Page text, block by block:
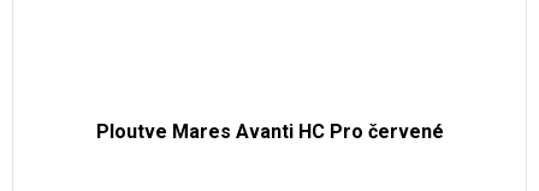
Ploutve Mares Avanti HC Pro červené